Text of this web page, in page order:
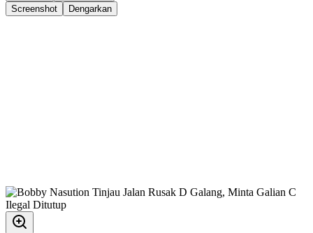
Screenshot
Dengarkan